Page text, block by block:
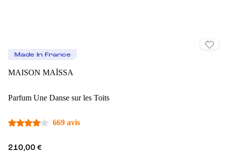
Made In France
MAISON MAÏSSA
Parfum Une Danse sur les Toits
669 avis
210,00 €